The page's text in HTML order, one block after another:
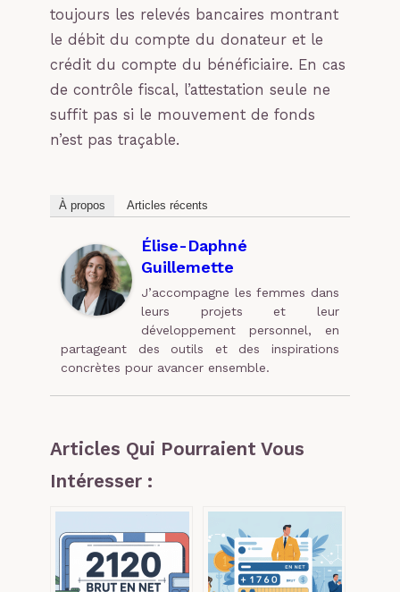
toujours les relevés bancaires montrant
le débit du compte du donateur et le
crédit du compte du bénéficiaire. En cas
de contrôle fiscal, l’attestation seule ne
suffit pas si le mouvement de fonds
n’est pas traçable.
À propos Articles récents
Élise-Daphné
Guillemette
J’accompagne les femmes dans
leurs projets et leur
développement personnel, en
partageant des outils et des inspirations
concrètes pour avancer ensemble.
Articles Qui Pourraient Vous
Intéresser :